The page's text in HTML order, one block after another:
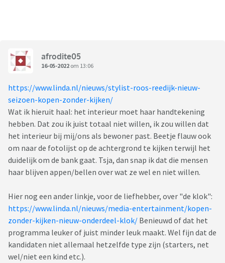
afrodite05
16-05-2022 om 13:06
https://www.linda.nl/nieuws/stylist-roos-reedijk-nieuw-
seizoen-kopen-zonder-kijken/
Wat ik hieruit haal: het interieur moet haar handtekening
hebben. Dat zou ik juist totaal niet willen, ik zou willen dat
het interieur bij mij/ons als bewoner past. Beetje flauw ook
om naar de fotolijst op de achtergrond te kijken terwijl het
duidelijk om de bank gaat. Tsja, dan snap ik dat die mensen
haar blijven appen/bellen over wat ze wel en niet willen.
Hier nog een ander linkje, voor de liefhebber, over "de klok":
https://www.linda.nl/nieuws/media-entertainment/kopen-
zonder-kijken-nieuw-onderdeel-klok/ Benieuwd of dat het
programma leuker of juist minder leuk maakt. Wel fijn dat de
kandidaten niet allemaal hetzelfde type zijn (starters, net
wel/niet een kind etc.).